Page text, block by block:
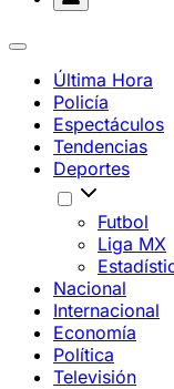
Última Hora
Policía
Espectáculos
Tendencias
Deportes
Futbol
Liga MX
Nacional
Internacional
Economía
Política
Televisión